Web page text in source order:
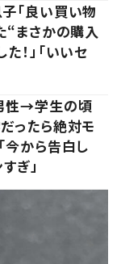
「良い買い物
“まさかの購入
！」「いいセ
性→学生の頃
ったら絶対モ
今から告白し
ぎ」